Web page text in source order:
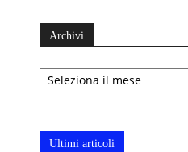
Archivi
Archivi
Ultimi articoli